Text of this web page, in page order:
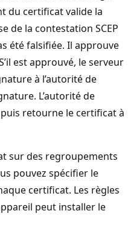
du certificat valide la
de la contestation SCEP
été falsifiée. Il approuve
est approuvé, le serveur
à l’autorité de
L’autorité de
retourne le certificat à
sur des regroupements
pouvez spécifier le
certificat. Les règles
peut installer le